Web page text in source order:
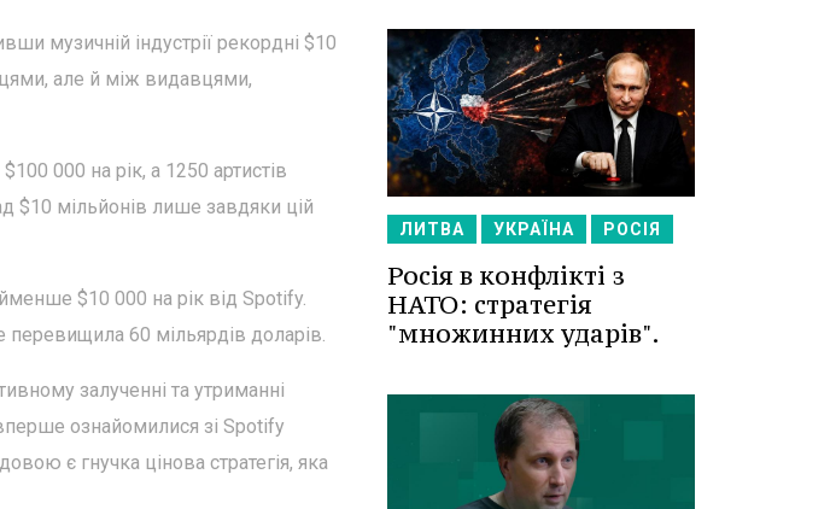
музичній індустрії рекордні $10
але й між видавцями,
000 на рік, а 1250 артистів
$10 мільйонів лише завдяки цій
$10 000 на рік від Spotify.
перевищила 60 мільярдів доларів.
залученні та утриманні
ознайомилися зі Spotify
є гнучка цінова стратегія, яка
ЛИТВА УКРАЇНА РОСІЯ
Росія в конфлікті з
НАТО: стратегія
"множинних ударів".